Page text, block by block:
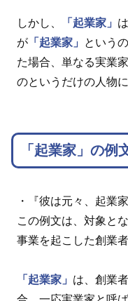
しかし、 「起業家」
が 「起業家」 という
た場合、単なる実業
のというだけの人物に
「起業家」の例
・『彼は元々、起業
この例文は、対象と
事業を起こした創業
「起業家」 は、創業